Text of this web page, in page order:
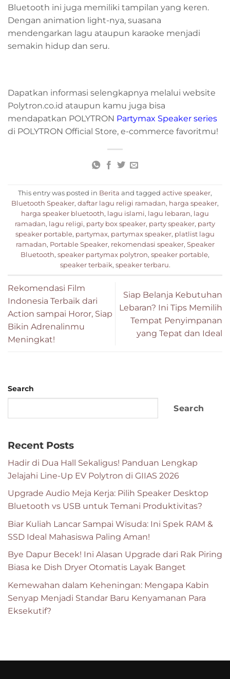
Bluetooth ini juga memiliki tampilan yang keren.
Dengan animation light-nya, suasana
mendengarkan lagu ataupun karaoke menjadi
semakin hidup dan seru.
Dapatkan informasi selengkapnya melalui website
Polytron.co.id ataupun kamu juga bisa
mendapatkan POLYTRON Partymax Speaker series
di POLYTRON Official Store, e-commerce favoritmu!
This entry was posted in Berita and tagged active speaker,
Bluetooth Speaker, daftar lagu religi ramadan, harga speaker,
harga speaker bluetooth, lagu islami, lagu lebaran, lagu
ramadan, lagu religi, party box speaker, party speaker, party
speaker portable, partymax, partymax speaker, platlist lagu
ramadan, Portable Speaker, rekomendasi speaker, Speaker
Bluetooth, speaker partymax polytron, speaker portable,
speaker terbaik, speaker terbaru.
Rekomendasi Film
Indonesia Terbaik dari
Action sampai Horor, Siap
Bikin Adrenalinmu
Meningkat!
Siap Belanja Kebutuhan
Lebaran? Ini Tips Memilih
Tempat Penyimpanan
yang Tepat dan Ideal
Search
Search
Recent Posts
Hadir di Dua Hall Sekaligus! Panduan Lengkap
Jelajahi Line-Up EV Polytron di GIIAS 2026
Upgrade Audio Meja Kerja: Pilih Speaker Desktop
Bluetooth vs USB untuk Temani Produktivitas?
Biar Kuliah Lancar Sampai Wisuda: Ini Spek RAM &
SSD Ideal Mahasiswa Paling Aman!
Bye Dapur Becek! Ini Alasan Upgrade dari Rak Piring
Biasa ke Dish Dryer Otomatis Layak Banget
Kemewahan dalam Keheningan: Mengapa Kabin
Senyap Menjadi Standar Baru Kenyamanan Para
Eksekutif?